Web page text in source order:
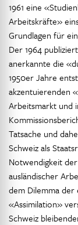
1961 eine
Arbeitskräfte»
Grundlagen für
Der 1964
anerkannte die
1950er Jahre
akzentuierenden
Arbeitsmarkt und
Tatsache und
Schweiz als
Notwendigkeit
ausländischer
dem Dilemma der
«Assimilation»
Schweiz